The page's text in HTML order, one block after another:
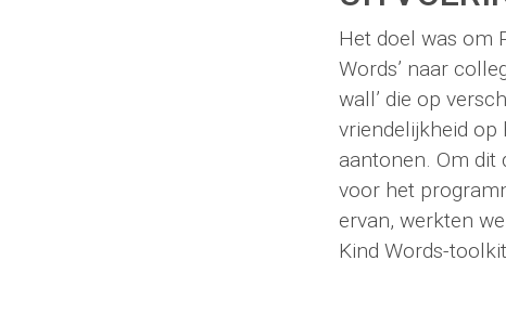
Het doel was om
Words’ naar
wall’ die op
vriendelijkheid op
aantonen. Om dit
voor het
ervan, werkten
Kind Words-